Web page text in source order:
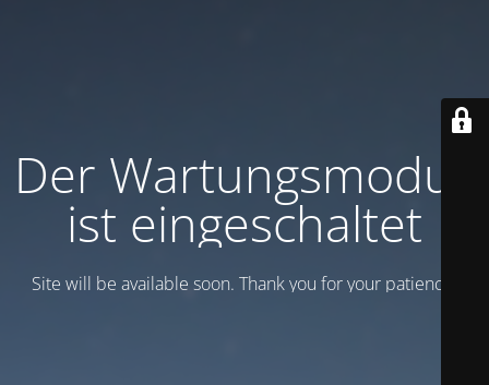
Der Wartungsmodus
ist eingeschaltet
Site will be available soon. Thank you for your patience!